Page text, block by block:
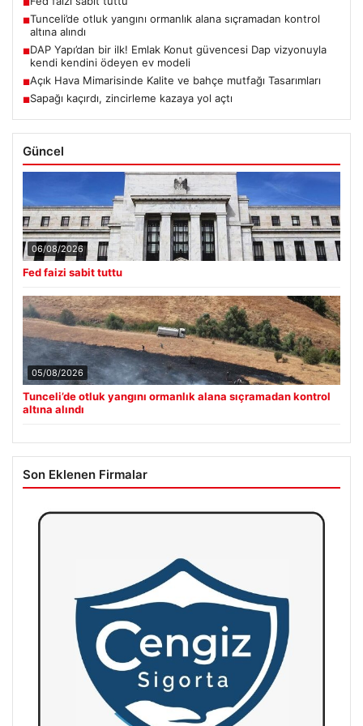
■
■Tunceli’de otluk yangını ormanlık alana sıçramadan kontrol
altına alındı
■DAP Yapı’dan bir ilk! Emlak Konut güvencesi Dap vizyonuyla
kendi kendini ödeyen ev modeli
■Açık Hava Mimarisinde Kalite ve bahçe mutfağı Tasarımları
■Sapağı kaçırdı, zincirleme kazaya yol açtı
Güncel
06/08/2026
Fed faizi sabit tuttu
05/08/2026
Tunceli’de otluk yangını ormanlık alana sıçramadan kontrol
altına alındı
Son Eklenen Firmalar